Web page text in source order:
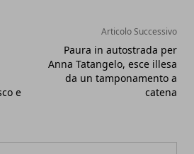
e
Articolo Successivo
Paura in autostrada per
Anna Tatangelo, esce illesa
da un tamponamento a
catena